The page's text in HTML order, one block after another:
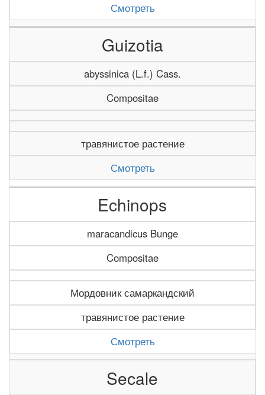
Смотреть
Guizotia
abyssinica (L.f.) Cass.
Compositae
травянистое растение
Смотреть
Echinops
maracandicus Bunge
Compositae
Мордовник самаркандский
травянистое растение
Смотреть
Secale